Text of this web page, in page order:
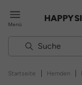
Menü
Startseite | Hemden |